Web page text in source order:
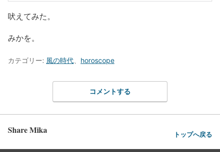
吠えてみた。
みかを。
カテゴリー: 風の時代 horoscope
コメントする
Share Mika トップへ戻る